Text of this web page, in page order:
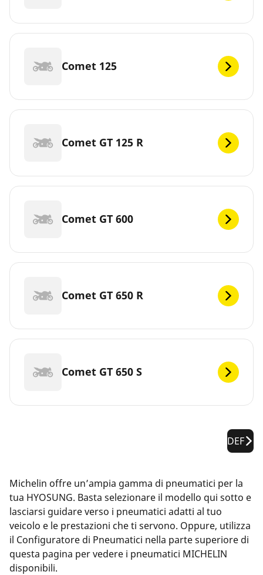
Comet 125
Comet GT 125 R
Comet GT 600
Comet GT 650 R
Comet GT 650 S
DEF
Michelin offre un’ampia gamma di pneumatici per la
tua HYOSUNG. Basta selezionare il modello qui sotto e
lasciarsi guidare verso i pneumatici adatti al tuo
veicolo e le prestazioni che ti servono. Oppure, utilizza
il Configuratore di Pneumatici nella parte superiore di
questa pagina per vedere i pneumatici MICHELIN
disponibili.